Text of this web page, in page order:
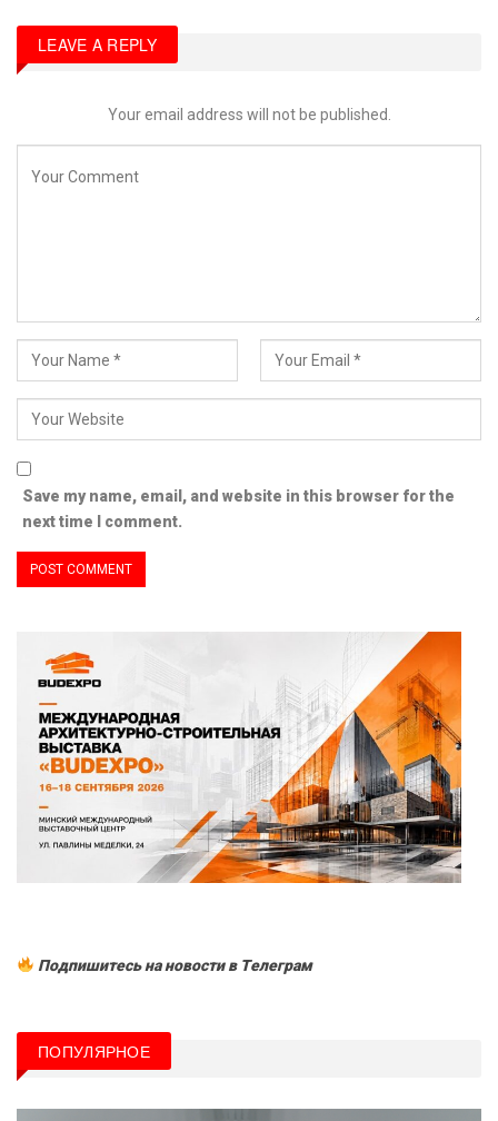
LEAVE A REPLY
Your email address will not be published.
Save my name, email, and website in this browser for the
next time I comment.
Подпишитесь на новости в Tелеграм
ПОПУЛЯРНОЕ